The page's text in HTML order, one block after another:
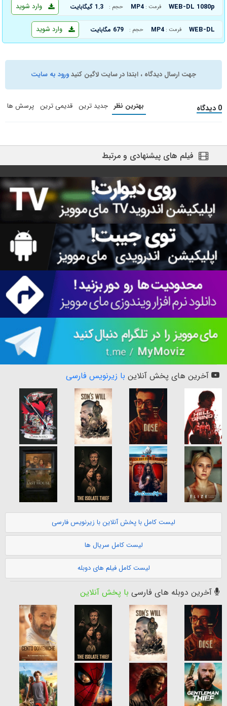
WEB-DL 1080p فرمت : MP4 حجم : 1.3 گیگابایت وارد شوید
WEB-DL فرمت : MP4 حجم : 679 مگابایت وارد شوید
جهت ارسال دیدگاه ، ابتدا در سایت لاگین کنیدورود به سایت
0 دیدگاه بهترین نظر جدید ترین قدیمی ترین پرسش ها
فیلم های پیشنهادی و مرتبط
آخرین های پخش آنلاین با زیرنویس فارسی
لیست کامل با پخش آنلاین با زیرنویس فارسی
لیست کامل سریال ها
لیست کامل فیلم های دوبله
آخرین دوبله های فارسی با پخش آنلاین